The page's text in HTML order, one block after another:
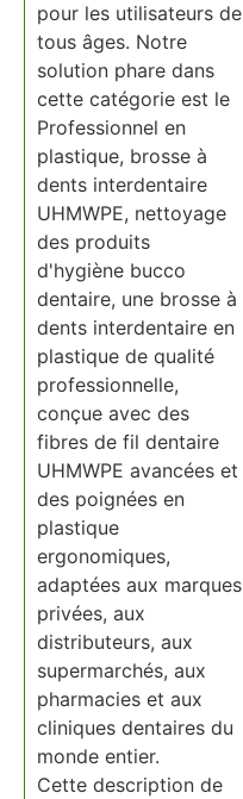
pour les utilisateurs de
tous âges. Notre
solution phare dans
cette catégorie est le
Professionnel en
plastique, brosse à
dents interdentaire
UHMWPE, nettoyage
des produits
d'hygiène bucco
dentaire, une brosse à
dents interdentaire en
plastique de qualité
professionnelle,
conçue avec des
fibres de fil dentaire
UHMWPE avancées et
des poignées en
plastique
ergonomiques,
adaptées aux marques
privées, aux
distributeurs, aux
supermarchés, aux
pharmacies et aux
cliniques dentaires du
monde entier.
Cette description de